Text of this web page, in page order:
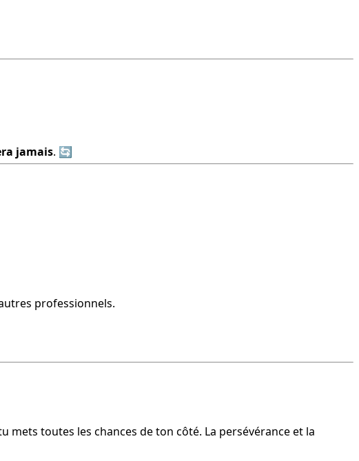
jamais. 🔄
professionnels.
toutes les chances de ton côté. La persévérance et la